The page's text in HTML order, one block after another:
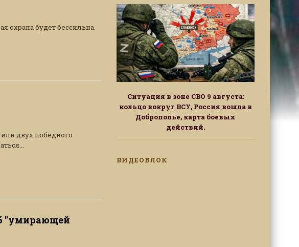
охрана будет бессильна.
двух победного
"умирающей
Ситуация в зоне СВО 9 августа:
кольцо вокруг ВСУ, Россия вошла в
Доброполье, карта боевых
действий.
ВИДЕОБЛОК